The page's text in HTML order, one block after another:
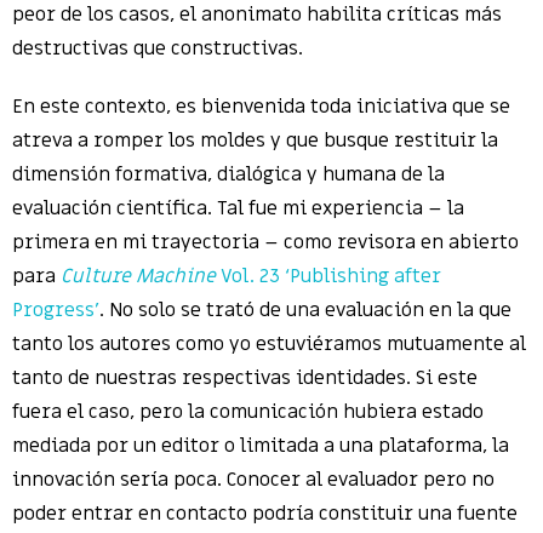
peor de los casos, el anonimato habilita críticas más
destructivas que constructivas.
En este contexto, es bienvenida toda iniciativa que se
atreva a romper los moldes y que busque restituir la
dimensión formativa, dialógica y humana de la
evaluación científica. Tal fue mi experiencia – la
primera en mi trayectoria – como revisora en abierto
para Culture MachineVol. 23 ‘Publishing after
Progress’. No solo se trató de una evaluación en la que
tanto los autores como yo estuviéramos mutuamente al
tanto de nuestras respectivas identidades. Si este
fuera el caso, pero la comunicación hubiera estado
mediada por un editor o limitada a una plataforma, la
innovación sería poca. Conocer al evaluador pero no
poder entrar en contacto podría constituir una fuente